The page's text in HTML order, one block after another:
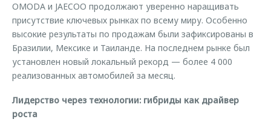
OMODA и JAECOO продолжают уверенно наращивать
присутствие ключевых рынках по всему миру. Особенно
высокие результаты по продажам были зафиксированы в
Бразилии, Мексике и Таиланде. На последнем рынке был
установлен новый локальный рекорд — более 4 000
реализованных автомобилей за месяц.
Лидерство через технологии: гибриды как драйвер
роста